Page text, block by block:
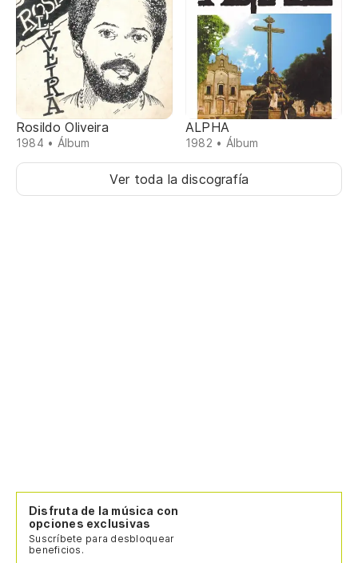
Rosildo Oliveira
1984 • Álbum
ALPHA
1982 • Álbum
Ver toda la discografía
Disfruta de la música con
opciones exclusivas
Suscríbete para desbloquear
beneficios.